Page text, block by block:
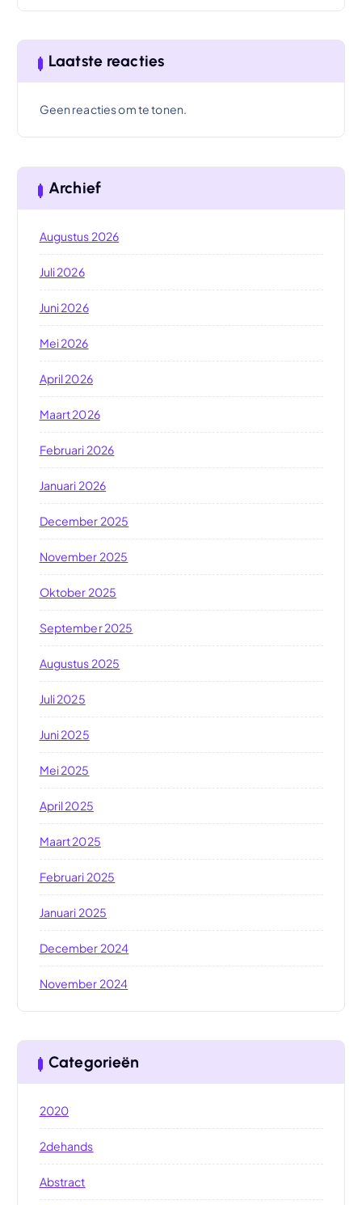
Laatste reacties
Geen reacties om te tonen.
Archief
Augustus 2026
Juli 2026
Juni 2026
Mei 2026
April 2026
Maart 2026
Februari 2026
Januari 2026
December 2025
November 2025
Oktober 2025
September 2025
Augustus 2025
Juli 2025
Juni 2025
Mei 2025
April 2025
Maart 2025
Februari 2025
Januari 2025
December 2024
November 2024
Categorieën
2020
2dehands
Abstract